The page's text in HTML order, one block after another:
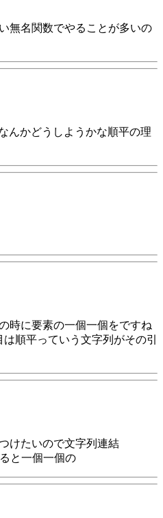
無名関数でやることが多いの
んかどうしようかな順平の理
時に要素の一個一個をですね
順平っていう文字列がその引
けたいので文字列連結
と一個一個の